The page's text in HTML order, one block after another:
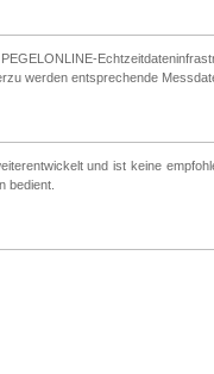
werden entsprechende
und ist keine
bedient.